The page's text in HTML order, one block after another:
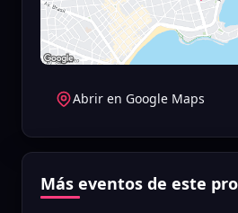
Abrir en Google Maps
Más eventos de este